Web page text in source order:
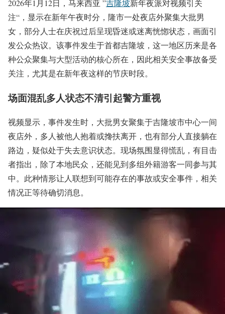
2026年1月12日，马来西亚 ”吉隆坡新年夜派对视频引关
注“，显示在新年午夜时分，隆市一处夜店外聚集大批男
女，部分人士在庆祝过后呈现昏迷或迷离恍惚状态，画面引
发公众热议。该事件发生于首都吉隆坡，这一地区历来是各
种公众聚集与大型活动的核心所在，因此相关安全事故备受
关注，尤其是在新年夜这样的节庆时段。
场面混乱多人状态不清引起警方重视
视频显示，事件发生时，大批男女聚集于吉隆坡市中心一间
夜店外，多人被他人抱着或搀扶离开，也有部分人直接躺在
路边，疑似处于失去意识状态。现场氛围显得慌乱，有目击
者指出，除了本地民众，还能见到多组外籍游客一同参与其
中。此种情形让人联想到可能存在的事故或安全事件，相关
情况正等待确切消息。